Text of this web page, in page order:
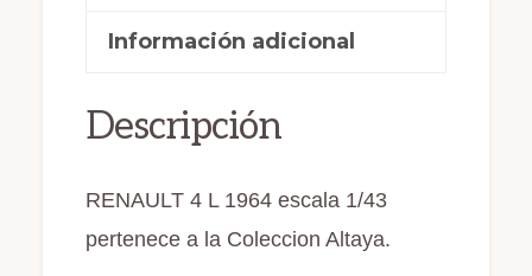
precintado
caja
cantidad
b
o
k
d
n
ar
r
Información adicional
Descripción
RENAULT 4 L 1964 escala 1/43
pertenece a la Coleccion Altaya.